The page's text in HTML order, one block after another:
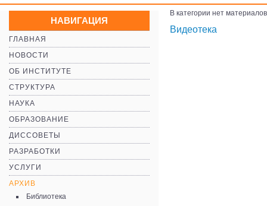
НАВИГАЦИЯ
ГЛАВНАЯ
НОВОСТИ
ОБ ИНСТИТУТЕ
СТРУКТУРА
НАУКА
ОБРАЗОВАНИЕ
ДИССОВЕТЫ
РАЗРАБОТКИ
УСЛУГИ
АРХИВ
Библиотека
В категории нет
Видеотека